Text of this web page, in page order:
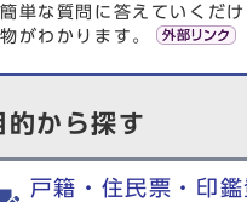
簡単な質問に答えていくだ
物がわかります。
的から探す
戸籍・住民票・印鑑